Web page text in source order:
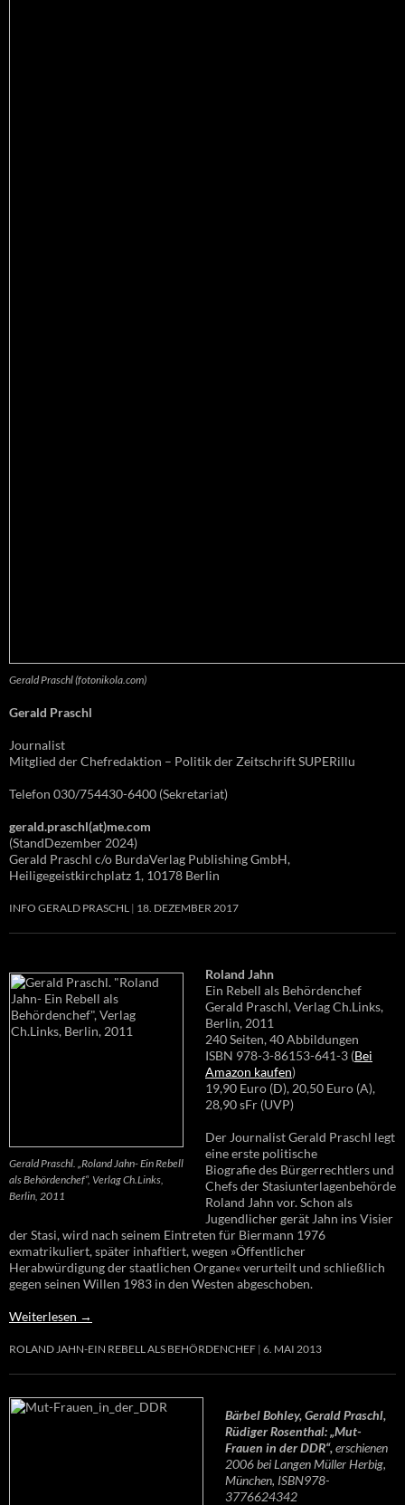
Gerald Praschl (fotonikola.com)
Gerald Praschl
Journalist
Mitglied der Chefredaktion – Politik der Zeitschrift SUPERillu
Telefon 030/754430-6400 (Sekretariat)
gerald.praschl(at)me.com
(StandDezember 2024)
Gerald Praschl c/o BurdaVerlag Publishing GmbH,
Heiligegeistkirchplatz 1, 10178 Berlin
INFO GERALD PRASCHL 18. DEZEMBER 2017
Gerald Praschl. „Roland Jahn- Ein Rebell
als Behördenchef“, Verlag Ch.Links,
Berlin, 2011
Roland Jahn
Ein Rebell als Behördenchef
Gerald Praschl, Verlag Ch.Links,
Berlin, 2011
240 Seiten, 40 Abbildungen
ISBN 978-3-86153-641-3 (Bei
Amazon kaufen)
19,90 Euro (D), 20,50 Euro (A),
28,90 sFr (UVP)
Der Journalist Gerald Praschl legt
eine erste politische
Biografie des Bürgerrechtlers und
Chefs der Stasiunterlagenbehörde
Roland Jahn vor. Schon als
Jugendlicher gerät Jahn ins Visier
der Stasi, wird nach seinem Eintreten für Biermann 1976
exmatrikuliert, später inhaftiert, wegen »Öffentlicher
Herabwürdigung der staatlichen Organe« verurteilt und schließlich
gegen seinen Willen 1983 in den Westen abgeschoben.
Weiterlesen →
ROLAND JAHN-EIN REBELL ALS BEHÖRDENCHEF 6. MAI 2013
Bärbel Bohley, Gerald Praschl,
Rüdiger Rosenthal: „Mut-
Frauen in der DDR“,erschienen
2006 bei Langen Müller Herbig,
München, ISBN978-
3776624342